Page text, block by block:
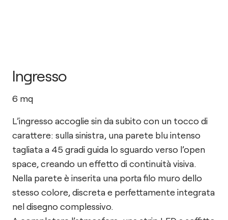
Ingresso
6 mq
L’ingresso accoglie sin da subito con un tocco di
carattere: sulla sinistra, una parete blu intenso
tagliata a 45 gradi guida lo sguardo verso l’open
space, creando un effetto di continuità visiva.
Nella parete è inserita una porta filo muro dello
stesso colore, discreta e perfettamente integrata
nel disegno complessivo.